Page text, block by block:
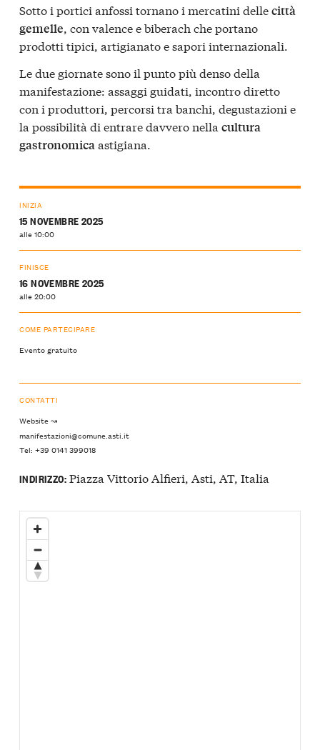
Sotto i portici anfossi tornano i mercatini dellecittà
gemelle, con valence e biberach che portano
prodotti tipici, artigianato e sapori internazionali.
Le due giornate sono il punto più denso della
manifestazione: assaggi guidati, incontro diretto
con i produttori, percorsi tra banchi, degustazioni e
la possibilità di entrare davvero nella cultura
gastronomica astigiana.
INIZIA
15 NOVEMBRE 2025
alle 10:00
FINISCE
16 NOVEMBRE 2025
alle 20:00
COME PARTECIPARE
Evento gratuito
CONTATTI
Website ↝
manifestazioni@comune.asti.it
Tel: +39 0141 399018
INDIRIZZO:Piazza Vittorio Alfieri, Asti, AT, Italia